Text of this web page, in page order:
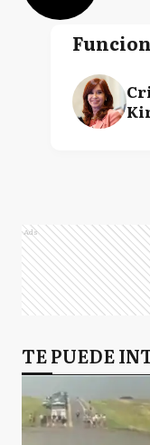
Ads
TE PUEDE